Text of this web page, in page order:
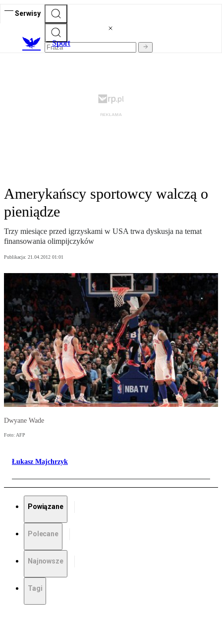
Serwisy
Sport
Amerykańscy sportowcy walczą o
pieniądze
Trzy miesiące przed igrzyskami w USA trwa dyskusja na temat
finansowania olimpijczyków
Publikacja: 21.04.2012 01:01
Dwyane Wade
Foto: AFP
Łukasz Majchrzyk
Powiązane
Polecane
Najnowsze
Tagi